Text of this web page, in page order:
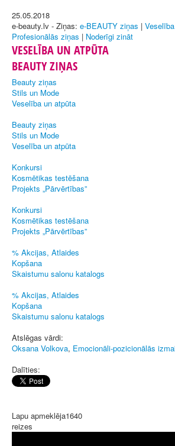
25.05.2018
e-beauty.lv - Ziņas: e-BEAUTY ziņas |
Profesionālās ziņas | Noderīgi zināt
VESELĪBA UN ATPŪTA
BEAUTY ZIŅAS
Beauty ziņas
Stils un Mode
Veselība un atpūta
Beauty ziņas
Stils un Mode
Veselība un atpūta
Konkursi
Kosmētikas testēšana
Projekts „Pārvērtības”
Konkursi
Kosmētikas testēšana
Projekts „Pārvērtības”
% Akcijas, Atlaides
Kopšana
Skaistumu salonu katalogs
% Akcijas, Atlaides
Kopšana
Skaistumu salonu katalogs
Atslēgas vārdi:
Oksana Volkova, Emocionāli-pozicionālās
Dalīties:
Lapu apmeklēja1640
reizes